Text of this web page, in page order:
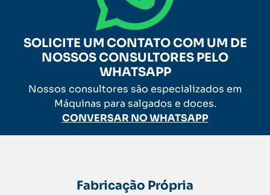
SOLICITE UM CONTATO COM UM DE
NOSSOS CONSULTORES PELO
WHATSAPP
Nossos consultores são especializados em
Máquinas para salgados e doces.
CONVERSAR NO WHATSAPP
Fabricação Própria